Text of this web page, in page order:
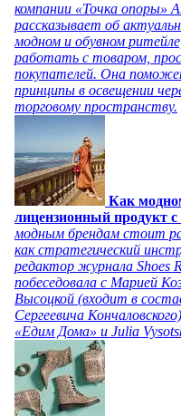
компании «Точка опоры»
рассказывает об
модном и обувном
работать с товаром,
покупателей. Она
принципы в освещении
торговому пространству.
Как
лицензионный продукт с
модным брендам стоит
как стратегический
редактор журнала Shoes
побеседовала с Марией
Высоцкой (входит в
Сергеевича
«Едим Дома» и Julia